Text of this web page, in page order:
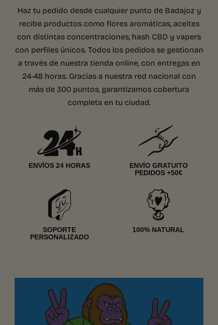
Haz tu pedido desde cualquier punto de Badajoz y
recibe productos como flores aromáticas, aceites
con distintas concentraciones, hash CBD y vapers
con perfiles únicos. Todos los pedidos se gestionan
a través de nuestra tienda online, con entregas en
24-48 horas. Gracias a nuestra red nacional con
más de 300 puntos, garantizamos cobertura
completa en tu ciudad.
ENVÍOS 24 HORAS
ENVÍO GRATUITO
PEDIDOS +50€
SOPORTE
PERSONALIZADO
100% NATURAL